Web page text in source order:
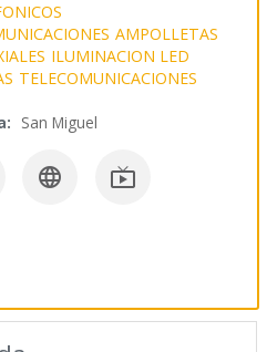
AMPOLLETAS
ILUMINACION LED
TELECOMUNICACIONES
San Miguel
 